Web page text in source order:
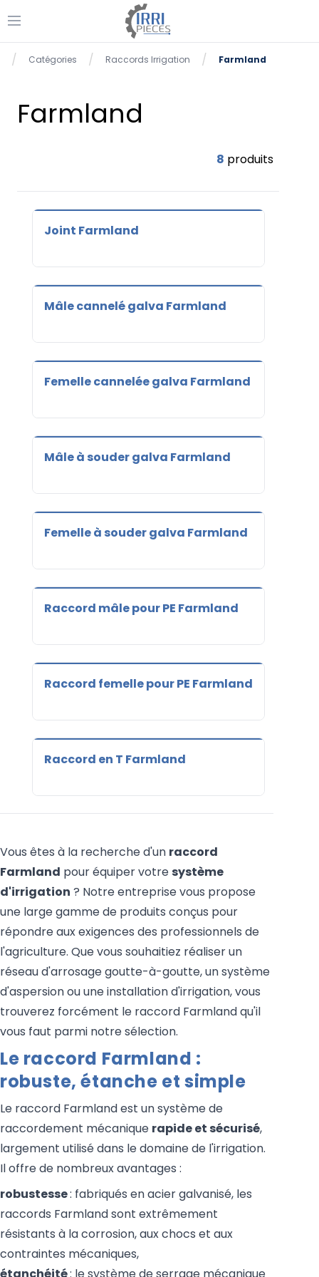
Ouvrir le menu
Accueil
/ Catégories / Raccords Irrigation / Farmland
Farmland
8 produits
Joint Farmland
Mâle cannelé galva Farmland
Femelle cannelée galva Farmland
Mâle à souder galva Farmland
Femelle à souder galva Farmland
Raccord mâle pour PE Farmland
Raccord femelle pour PE Farmland
Raccord en T Farmland
Vous êtes à la recherche d'un raccord
Farmland pour équiper votre système
d'irrigation ? Notre entreprise vous propose
une large gamme de produits conçus pour
répondre aux exigences des professionnels de
l'agriculture. Que vous souhaitiez réaliser un
réseau d'arrosage goutte-à-goutte, un système
d'aspersion ou une installation d'irrigation, vous
trouverez forcément le raccord Farmland qu'il
vous faut parmi notre sélection.
Le raccord Farmland :
robuste, étanche et simple
Le raccord Farmland est un système de
raccordement mécanique rapide et sécurisé,
largement utilisé dans le domaine de l'irrigation.
Il offre de nombreux avantages :
robustesse: fabriqués en acier galvanisé, les
raccords Farmland sont extrêmement
résistants à la corrosion, aux chocs et aux
contraintes mécaniques,
étanchéité: le système de serrage mécanique